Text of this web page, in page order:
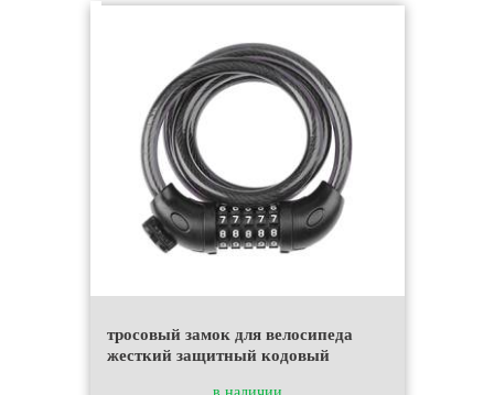
тросовый замок для велосипеда
жесткий защитный кодовый